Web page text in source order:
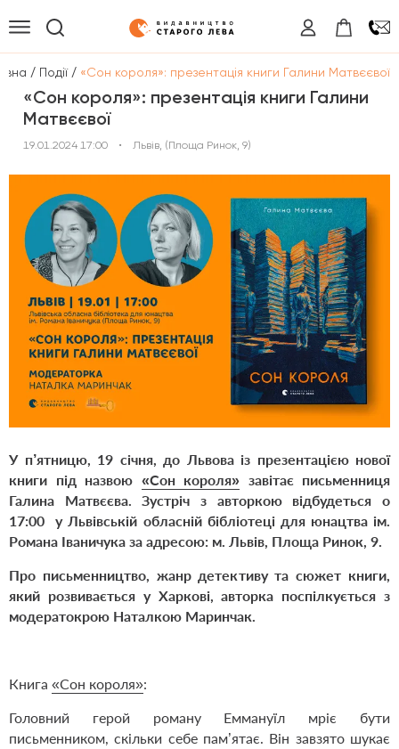
/ Події / «Сон короля»: презентація книги Галини Матвєєвої
«Сон короля»: презентація книги Галини
Матвєєвої
19.01.2024 17:00 • Львів, (Площа Ринок, 9)
У п’ятницю, 19 січня, до Львова із презентацією нової
книги під назвою «Сон короля» завітає письменниця
Галина Матвєєва. Зустріч з авторкою відбудеться о
17:00 у Львівській обласній бібліотеці для юнацтва ім.
Романа Іваничука за адресою: м. Львів, Площа Ринок, 9.
Про письменництво, жанр детективу та сюжет книги,
який розвивається у Харкові, авторка поспілкується з
модератокрою Наталкою Маринчак.
Книга «Сон короля»:
Головний герой роману Еммануїл мріє бути
письменником, скільки себе пам’ятає. Він завзято шукає